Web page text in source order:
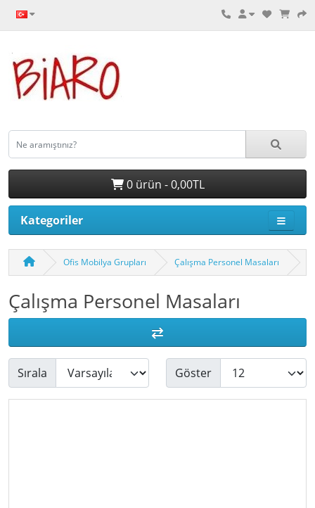
0 ürün - 0,00TL
Kategoriler
Ofis Mobilya Grupları Çalışma Personel Masaları
Çalışma Personel Masaları
Sırala Göster